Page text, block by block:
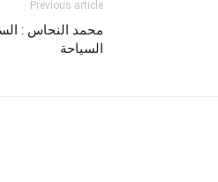
Previous article
محمد النحاس :
السياحة